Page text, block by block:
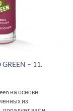
– 11.
на основе
из